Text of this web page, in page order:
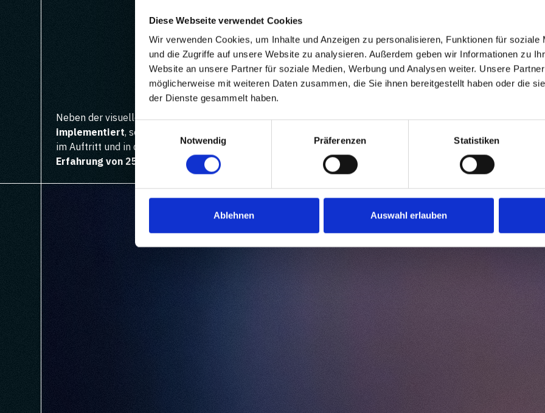
Diese Webseite verwendet Cookies
Wir verwenden Cookies, um Inhalte und Anzeigen zu personalisieren, Funktionen für soziale
und die Zugriffe auf unsere Website zu analysieren. Außerdem geben wir Informationen zu
Website an unsere Partner für soziale Medien, Werbung und Analysen weiter. Unsere
möglicherweise mit weiteren Daten zusammen, die Sie ihnen bereitgestellt haben oder die
der Dienste gesammelt haben.
Notwendig
Präferenzen Statistiken
Ablehnen Auswahl erlauben
Neben der visuellen Neuausrichtung wurden auchfirmeninterne Prozesse begleitet und schrittweise
implementiert, sodass das Rebranding nicht nur eine neue visuelle Sprache, sondern einen ganzheitlichen
im Auftritt und in der Arbeitsweise des Unternehmens markiert. So entstand eine Marke, die dieTradition und
Erfahrung von 25 Jahren IT-Kompetenz
modernen, zukunftsgerichteten Auftritt verbindet.